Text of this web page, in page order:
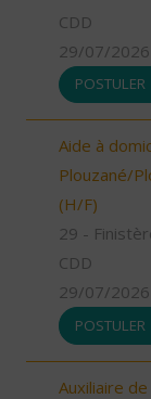
CDD
29/07/2026
POSTULER
Aide à
Plouzané/
(H/F)
29 -
CDD
29/07/2026
POSTULER
Auxiliaire